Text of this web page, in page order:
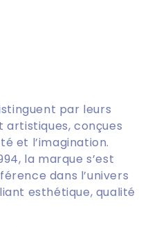
par leurs
conçues
et l’imagination.
la marque s’est
dans l’univers
esthétique, qualité